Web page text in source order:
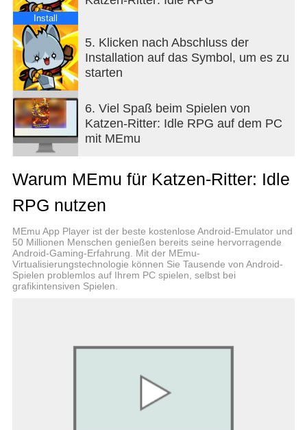
● Reiche Inhalte für grenzenloses Wachstum
Verschiedene Dungeons sorgen für starkes und
explosives Wachstum!
Die Ritterprüfung bietet endlose
Aufstiegsentwicklung.
In der Fischfarm sammelst du verschiedenste
Fische und wirst stärker.
● Mehr Spaß durch Wettbewerb und
PVP, Ranglisten, Gilden, Weltboss-Raids und mehr
bieten Wettbewerb und Kooperation!
Starke Community-Funktionen wie Gilden und Chat
sind enthalten.
Weitere Inhalte zum gemeinsamen Wachsen mit
Gildenmitgliedern werden laufend aktualisiert.
● Einzigartige Katzenkostüme und Gefährten fürs
Kostüme bieten nicht nur optischen Spaß, sondern
----- Tritt der Community bei! -----
Install
5. Klicken nach Abschluss der
Installation auf das Symbol, um es zu
starten
6. Viel Spaß beim Spielen von
Katzen-Ritter: Idle RPG auf dem PC
mit MEmu
Warum MEmu für Katzen-Ritter: Idle
RPG nutzen
MEmu App Player ist der beste kostenlose Android-Emulator und
50 Millionen Menschen genießen bereits seine hervorragende
Android-Gaming-Erfahrung. Mit der MEmu-
Virtualisierungstechnologie können Sie Tausende von Android-
Spielen problemlos auf Ihrem PC spielen, selbst bei
grafikintensiven Spielen.